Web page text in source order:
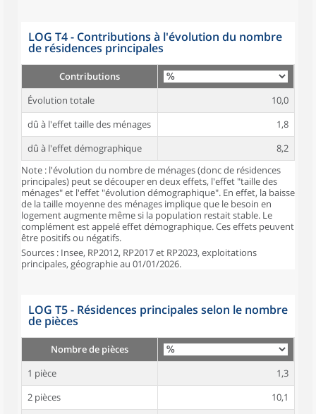
LOG T4 - Contributions à l'évolution du nombre
de résidences principales
Contributions
Évolution totale
10,0
dû à l'effet taille des ménages
1,8
dû à l'effet démographique
8,2
Note : l'évolution du nombre de ménages (donc de résidences
principales) peut se découper en deux effets, l'effet "taille des
ménages" et l'effet "évolution démographique". En effet, la baisse
de la taille moyenne des ménages implique que le besoin en
logement augmente même si la population restait stable. Le
complément est appelé effet démographique. Ces effets peuvent
être positifs ou négatifs.
Sources : Insee, RP2012, RP2017 et RP2023, exploitations
principales, géographie au 01/01/2026.
LOG T5 - Résidences principales selon le nombre
de pièces
Nombre de pièces
1 pièce
1,3
2 pièces
10,1